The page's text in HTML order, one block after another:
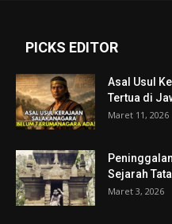
PICKS EDITOR
Asal Usul
Tertua di
Maret 11, 2026
Sejarah
Maret 3, 2026